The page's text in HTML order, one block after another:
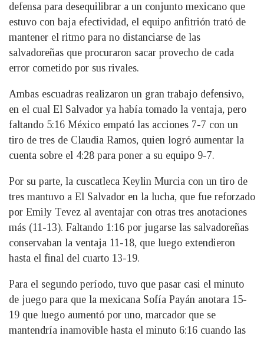
defensa para desequilibrar a un conjunto mexicano que
estuvo con baja efectividad, el equipo anfitrión trató de
mantener el ritmo para no distanciarse de las
salvadoreñas que procuraron sacar provecho de cada
error cometido por sus rivales.
Ambas escuadras realizaron un gran trabajo defensivo,
en el cual El Salvador ya había tomado la ventaja, pero
faltando 5:16 México empató las acciones 7-7 con un
tiro de tres de Claudia Ramos, quien logró aumentar la
cuenta sobre el 4:28 para poner a su equipo 9-7.
Por su parte, la cuscatleca Keylin Murcia con un tiro de
tres mantuvo a El Salvador en la lucha, que fue reforzado
por Emily Tevez al aventajar con otras tres anotaciones
más (11-13). Faltando 1:16 por jugarse las salvadoreñas
conservaban la ventaja 11-18, que luego extendieron
hasta el final del cuarto 13-19.
Para el segundo período, tuvo que pasar casi el minuto
de juego para que la mexicana Sofía Payán anotara 15-
19 que luego aumentó por uno, marcador que se
mantendría inamovible hasta el minuto 6:16 cuando las